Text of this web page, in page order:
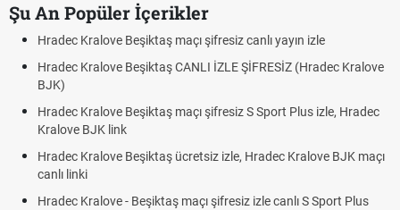
Şu An Popüler İçerikler
Hradec Kralove Beşiktaş maçı şifresiz canlı yayın izle
Hradec Kralove Beşiktaş CANLI İZLE ŞİFRESİZ (Hradec Kralove
BJK)
Hradec Kralove Beşiktaş maçı şifresiz S Sport Plus izle, Hradec
Kralove BJK link
Hradec Kralove Beşiktaş ücretsiz izle, Hradec Kralove BJK maçı
canlı linki
Hradec Kralove - Beşiktaş maçı şifresiz izle canlı S Sport Plus